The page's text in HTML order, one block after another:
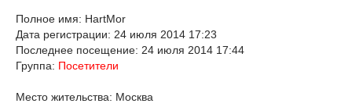
Полное имя: HartMor
Дата регистрации: 24 июля 2014 17:23
Последнее посещение: 24 июля 2014 17:44
Группа: Посетители
Место жительства: Москва